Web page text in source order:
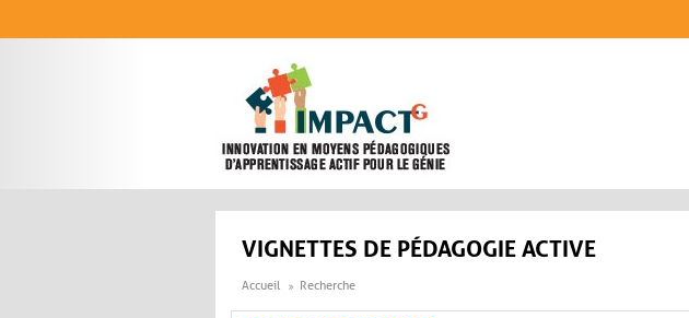
VIGNETTES DE PÉDAGOGIE ACTIVE
Accueil Recherche